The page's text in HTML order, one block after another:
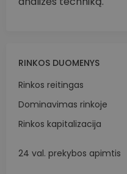
RINKOS DUOMENYS
Rinkos reitingas
Dominavimas rinkoje
Rinkos kapitalizacija
24 val. prekybos apimtis